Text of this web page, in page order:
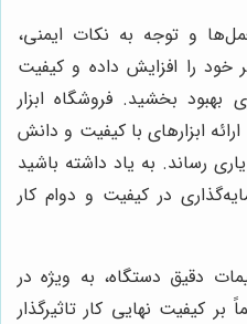
و توجه به نکات ایمنی،
را افزایش داده و کیفیت
بخشید. فروشگاه ابزار
ابزارهای با کیفیت و دانش
رساند. به یاد داشته باشید
در کیفیت و دوام کار
دقیق دستگاه، به ویژه در
کیفیت نهایی کار تاثیرگذار